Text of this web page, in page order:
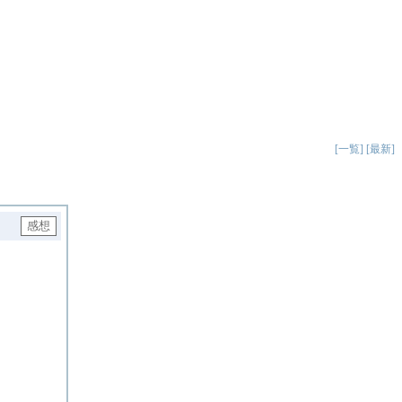
[一覧] [最新]